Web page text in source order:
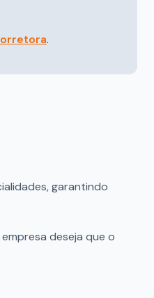
.
garantindo
deseja que o